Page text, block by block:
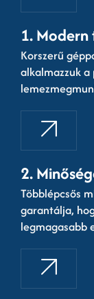
1.
Korszerű
alkalmazzuk
2.
Többlépcsős
garantálja,
legmagasabb